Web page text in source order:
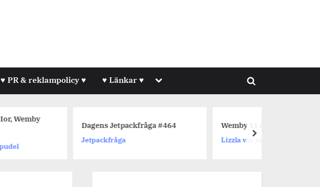
♥ PR & reklampolicy ♥ ♥ Länkar ♥ Toggle
menu
Toggle
Dagens Jetpackfråga #464 Wemby 11 månader.
Lizzla vår mellanpudel next